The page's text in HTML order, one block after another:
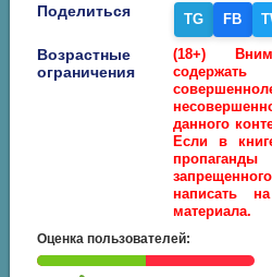
Поделиться TG FB
Возрастные
ограничения
(18+)
содержать
данного
Если в
написать
материала.
Оценка пользователей: